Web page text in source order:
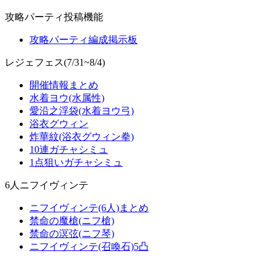
攻略パーティ投稿機能
攻略パーティ編成掲示板
レジェフェス(7/31~8/4)
開催情報まとめ
水着ヨウ(水属性)
愛沿之浮袋(水着ヨウ弓)
浴衣グウィン
炸華紋(浴衣グウィン拳)
10連ガチャシミュ
1点狙いガチャシミュ
6人ニフイヴィンテ
ニフイヴィンテ(6人)まとめ
禁命の魔槍(ニフ槍)
禁命の溟弦(ニフ琴)
ニフイヴィンテ(召喚石)5凸